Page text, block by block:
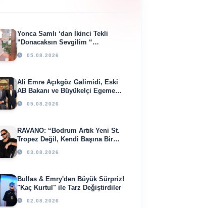
Yonca Samlı ‘dan İkinci Tekli
“Donacaksın Sevgilim “
yayımlandı
05.08.2026
Ali Emre Açıkgöz Galimidi, Eski
AB Bakanı ve Büyükelçi Egemen
Bağış ile Bir Araya Geldi
05.08.2026
RAVANO: “Bodrum Artık Yeni St.
Tropez Değil, Kendi Başına Bir
Referans”
03.08.2026
Bullas & Emry'den Büyük Sürpriz!
"Kaç Kurtul" ile Tarz Değiştirdiler
02.08.2026